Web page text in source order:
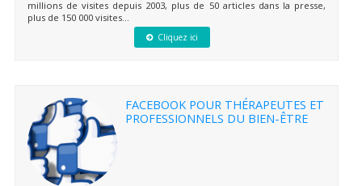
millions de visites depuis 2003, plus de 50 articles dans la presse,
plus de 150 000 visites...
Cliquez ici
FACEBOOK POUR THÉRAPEUTES ET
PROFESSIONNELS DU BIEN-ÊTRE